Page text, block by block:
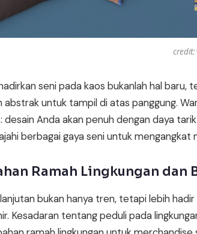
credit:
seni pada kaos bukanlah hal
abstrak untuk tampil di atas panggung.
desain Anda akan penuh dengan daya
berbagai gaya seni untuk
Ramah Lingkungan dan
bukan hanya tren, tetapi lebih
Kesadaran tentang peduli pada